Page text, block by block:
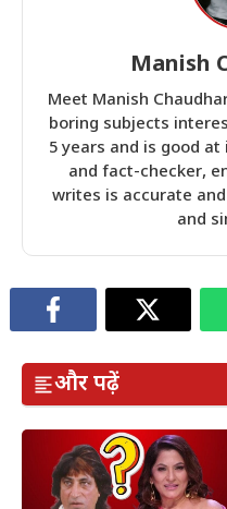
Manish
Meet Manish
boring subjects
5 years and is good
and fact-checker,
writes is accurate
and
और पढ़ें